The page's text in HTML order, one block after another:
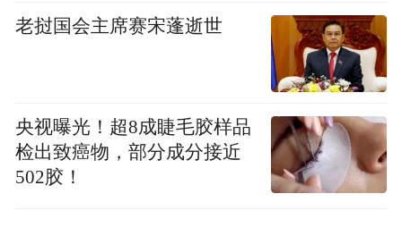
老挝国会主席赛宋蓬逝世
央视曝光！超8成睫毛胶样品
检出致癌物，部分成分接近
502胶！